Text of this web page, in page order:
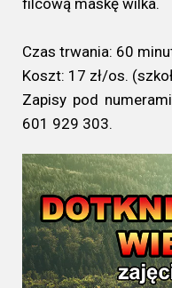
filcową maskę wilka.
Czas trwania: 60
Koszt: 17 zł/os.
Zapisy pod
601 929 303.